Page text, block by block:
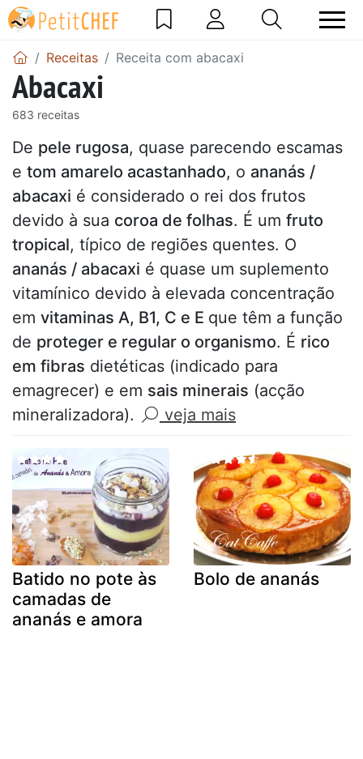
Receitas Receita com abacaxi
Abacaxi
683 receitas
De pele rugosa, quase parecendo escamas
e tom amarelo acastanhado, o ananás /
abacaxi é considerado o rei dos frutos
devido à sua coroa de folhas. É um fruto
tropical, típico de regiões quentes. O
ananás / abacaxi é quase um suplemento
vitamínico devido à elevada concentração
em vitaminas A, B1, C e E que têm a função
de proteger e regular o organismo. É rico
em fibras dietéticas (indicado para
emagrecer) e em sais minerais (acção
mineralizadora).
veja mais
Batido no pote às
camadas de
ananás e amora
Bolo de ananás